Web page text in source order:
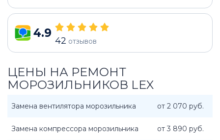
4.9
42 отзывов
ЦЕНЫ НА РЕМОНТ
МОРОЗИЛЬНИКОВ LEX
Замена вентилятора морозильника от 2 070 руб.
Замена компрессора морозильника от 3 890 руб.